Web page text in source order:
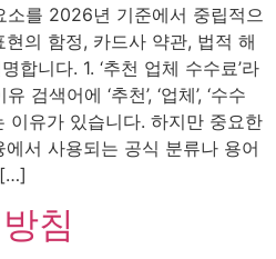
소를 2026년 기준에서 중립적으
의 함정, 카드사 약관, 법적 해
합니다. 1. ‘추천 업체 수수료’라
검색어에 ‘추천’, ‘업체’, ‘수수
이유가 있습니다. 하지만 중요한
서 사용되는 공식 분류나 용어
[…]
침